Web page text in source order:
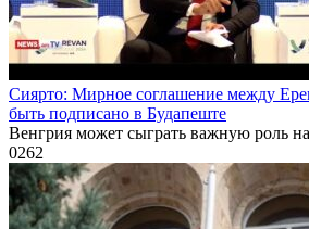
Сиярто: Мирное соглашение между
быть подписано в Будапеште
Венгрия может сыграть важную роль
0262